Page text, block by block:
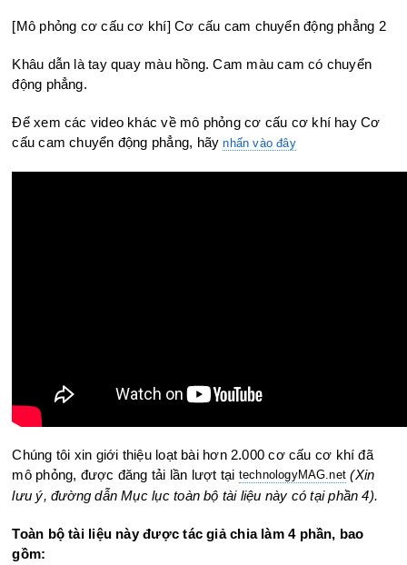
[Mô phỏng cơ cấu cơ khí] Cơ cấu cam chuyển động phẳng 2
Khâu dẫn là tay quay màu hồng. Cam màu cam có chuyển
động phẳng.
Để xem các video khác về mô phỏng cơ cấu cơ khí hay Cơ
cấu cam chuyển động phẳng, hãynhấn vào đây
Chúng tôi xin giới thiệu loạt bài hơn 2.000 cơ cấu cơ khí đã
mô phỏng, được đăng tải lần lượt tại technologyMAG.net (Xin
lưu ý, đường dẫn Mục lục toàn bộ tài liệu này có tại phần 4).
Toàn bộ tài liệu này được tác giả chia làm 4 phần, bao
gồm: